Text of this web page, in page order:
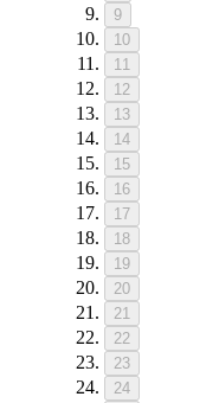
9
10
11
12
13
14
15
16
17
18
19
20
21
22
23
24